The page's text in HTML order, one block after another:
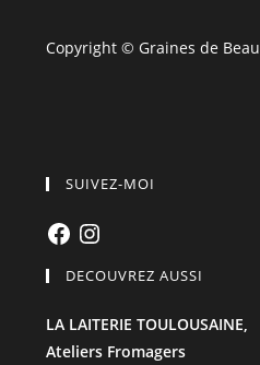
Copyright © Graines de
SUIVEZ-MOI
FacebookInstagram
DECOUVREZ AUSSI
LA LAITERIE TOULOUSAINE,
Ateliers Fromagers